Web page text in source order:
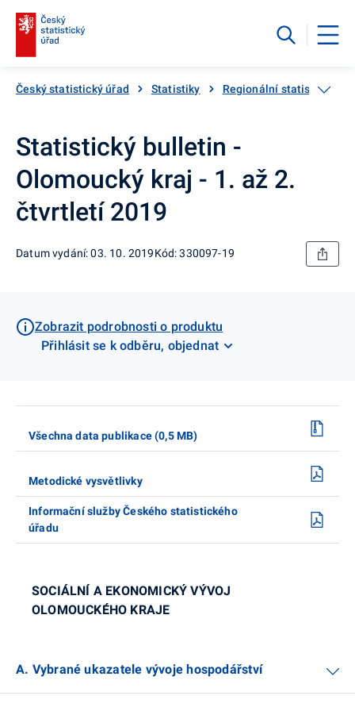
Český statistický úřad Statistiky Regionální statistiky
Statistický bulletin -
Olomoucký kraj - 1. až 2.
čtvrtletí 2019
Datum vydání: 03. 10. 2019Kód: 330097-19
Zobrazit podrobnosti o produktu
Přihlásit se k odběru, objednat
Všechna data publikace (0,5 MB)
Metodické vysvětlivky
Informační služby Českého statistického
úřadu
SOCIÁLNÍ A EKONOMICKÝ VÝVOJ
OLOMOUCKÉHO KRAJE
A. Vybrané ukazatele vývoje hospodářství